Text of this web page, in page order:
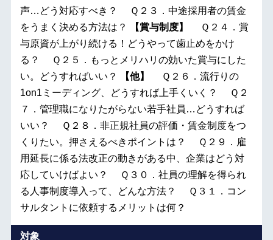
声…どう対応すべき？ Ｑ２３．中途採用者の賃金
をうまく決める方法は？
【賞与制度】
Ｑ２４．賞
与原資が上がり続ける！どうやって歯止めをかけ
る？ Ｑ２５．もっとメリハリの効いた賞与にした
い。どうすればいい？
【他】
Ｑ２６．流行りの
1on1ミーディング、どうすれば上手くいく？ Ｑ２
７．管理職になりたがらない若手社員…どうすれば
いい？ Ｑ２８．非正規社員の評価・賃金制度をつ
くりたい。押さえるべきポイントは？ Ｑ２９．雇
用延長に係る法改正の動きがある中、企業はどう対
応していけばよい？ Ｑ３０．社員の理解を得られ
る人事制度導入って、どんな方法？ Ｑ３１．コン
サルタントに依頼するメリットは何？
対象